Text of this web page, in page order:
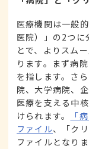
医療機関は一般
医院）」の2つに
とで、よりスム
ります。まず病
を指します。さ
院、大学病院、
医療を支える中
けられます。
「
ファイル、「ク
ファイルとなりま